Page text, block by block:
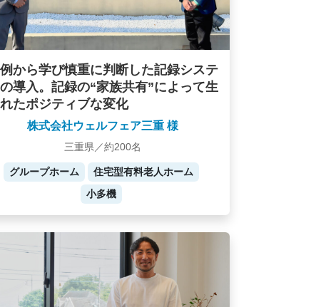
から学び慎重に判断した記録システ
導入。記録の“家族共有”によって生
たポジティブな変化
株式会社ウェルフェア三重 様
三重県／約200名
グループホーム
住宅型有料老人ホーム
小多機